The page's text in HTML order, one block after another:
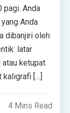
pagi. Anda
Anda
dibanjiri oleh
latar
atau ketupat
kaligrafi […]
4 Mins Read